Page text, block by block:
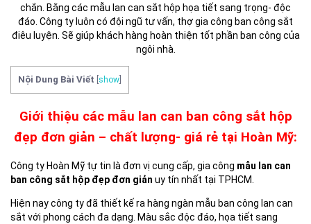
chắn. Bằng các mẫu lan can sắt hộp họa tiết sang trọng- độc
đáo. Công ty luôn có đội ngũ tư vấn, thợ gia công ban công sắt
điêu luyện. Sẽ giúp khách hàng hoàn thiện tốt phần ban công của
ngôi nhà.
Nội Dung Bài Viết show
Giới thiệu các mẫu lan can ban công sắt hộp
đẹp đơn giản – chất lượng- giá rẻ tại Hoàn Mỹ:
Công ty Hoàn Mỹ tự tin là đơn vị cung cấp, gia công mẫu lan can
ban công sắt hộp đẹp đơn giản uy tín nhất tại TPHCM.
Hiện nay công ty đã thiết kế ra hàng ngàn mẫu ban công lan can
sắt với phong cách đa dạng. Màu sắc độc đáo, họa tiết sang